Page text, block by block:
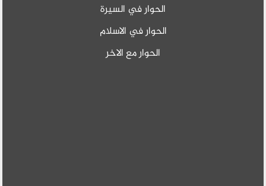
الحوار في السيرة
الحوار في الاسلام
الحوار مع الاخر